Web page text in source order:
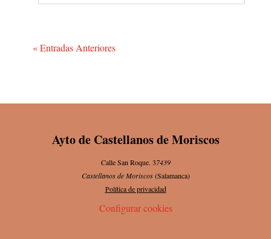
« Entradas Anteriores
Ayto de Castellanos de Moriscos
Calle San Roque. 37439
Castellanos de Moriscos(Salamanca)
Política de privacidad
Configurar cookies